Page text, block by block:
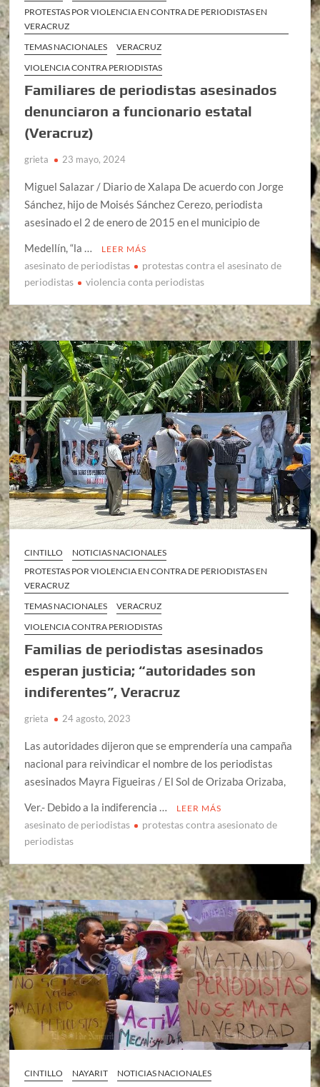
PROTESTAS POR VIOLENCIA EN CONTRA DE PERIODISTAS EN
VERACRUZ
TEMAS NACIONALES
VERACRUZ
VIOLENCIA CONTRA PERIODISTAS
Familiares de periodistas asesinados
denunciaron a funcionario estatal
(Veracruz)
grieta 23 mayo, 2024
Miguel Salazar / Diario de Xalapa De acuerdo con Jorge
Sánchez, hijo de Moisés Sánchez Cerezo, periodista
asesinado el 2 de enero de 2015 en el municipio de
Medellín, “la …
LEER MÁS
asesinato de periodistas
protestas contra el asesinato de
periodistas
violencia conta periodistas
CINTILLO
NOTICIAS NACIONALES
PROTESTAS POR VIOLENCIA EN CONTRA DE PERIODISTAS EN
VERACRUZ
TEMAS NACIONALES
VERACRUZ
VIOLENCIA CONTRA PERIODISTAS
Familias de periodistas asesinados
esperan justicia; “autoridades son
indiferentes”, Veracruz
grieta 24 agosto, 2023
Las autoridades dijeron que se emprendería una campaña
nacional para reivindicar el nombre de los periodistas
asesinados Mayra Figueiras / El Sol de Orizaba Orizaba,
Ver.- Debido a la indiferencia …
LEER MÁS
asesinato de periodistas
protestas contra asesionato de
periodistas
CINTILLO NAYARIT NOTICIAS NACIONALES